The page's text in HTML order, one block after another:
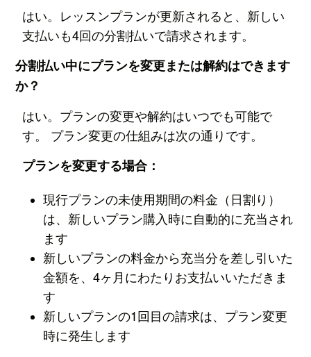
はい。レッスンプランが更新されると、新しい
支払いも4回の分割払いで請求されます。
分割払い中にプランを変更または解約はできます
か？
はい。プランの変更や解約はいつでも可能で
す。 プラン変更の仕組みは次の通りです。
プランを変更する場合：
現行プランの未使用期間の料金（日割り）
は、新しいプラン購入時に自動的に充当され
ます
新しいプランの料金から充当分を差し引いた
金額を、4ヶ月にわたりお支払いいただきま
す
新しいプランの1回目の請求は、プラン変更
時に発生します